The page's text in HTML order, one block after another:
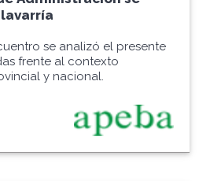
se analizó el presente
frente al contexto
y nacional.